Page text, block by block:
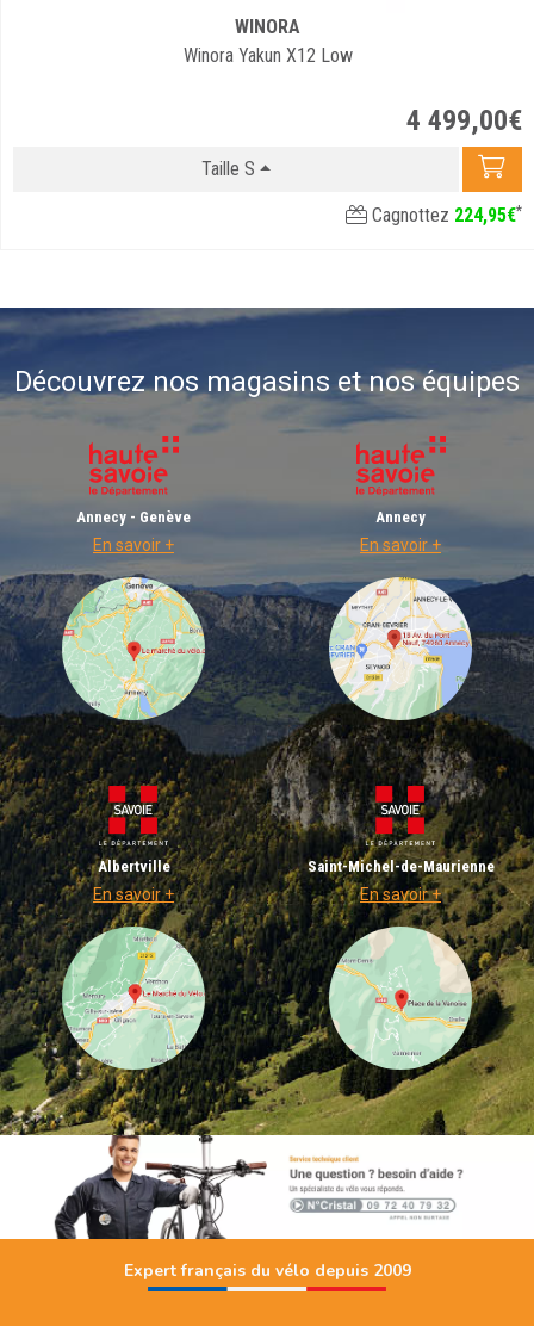
WINORA
Winora Yakun X12 Low
4 499,00€
Taille S
Cagnottez 224,95€*
Découvrez nos magasins et nos équipes
Annecy - Genève
En savoir +
Annecy
En savoir +
Albertville
En savoir +
Saint-Michel-de-Maurienne
En savoir +
Expert français du vélo depuis 2009